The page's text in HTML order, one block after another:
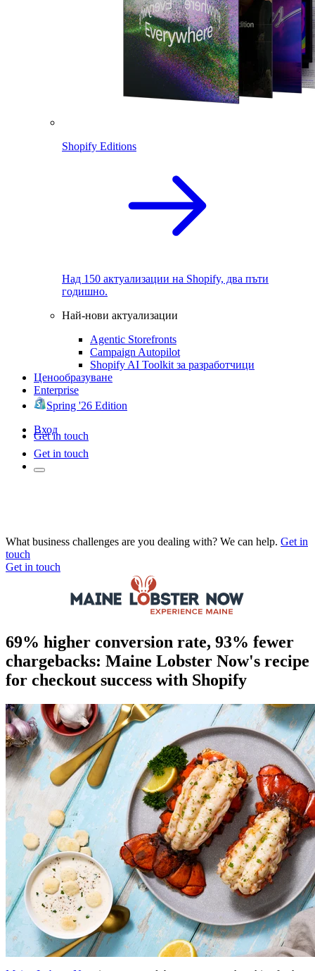
Shopify Editions
Над 150 актуализации на Shopify, два пъти
годишно.
Най-нови актуализации
Agentic Storefronts
Campaign Autopilot
Shopify AI Toolkit за разработчици
Ценообразуване
Enterprise
Spring '26 Edition
Вход
Get in touch
Get in touch
What business challenges are you dealing with? We can help. Get in
touch
Get in touch
69% higher conversion rate, 93% fewer
chargebacks: Maine Lobster Now's recipe
for checkout success with Shopify